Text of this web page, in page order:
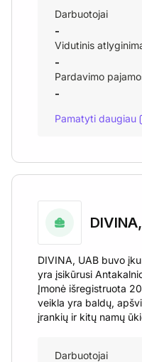
Darbuotojai
-
Vidutinis
-
Pardavimo
-
Pamatyti daugiau
DIVINA, UAB buvo
yra įsikūrusi
Įmonė išregistruota
veikla yra baldų,
įrankių ir kitų namų
Darbuotojai